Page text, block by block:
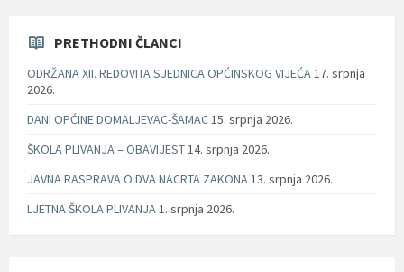
PRETHODNI ČLANCI
ODRŽANA XII. REDOVITA SJEDNICA OPĆINSKOG VIJEĆA17. srpnja
2026.
DANI OPĆINE DOMALJEVAC-ŠAMAC15. srpnja 2026.
ŠKOLA PLIVANJA – OBAVIJEST14. srpnja 2026.
JAVNA RASPRAVA O DVA NACRTA ZAKONA13. srpnja 2026.
LJETNA ŠKOLA PLIVANJA1. srpnja 2026.